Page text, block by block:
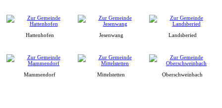
Hattenhofen Jesenwang Landsberied
Mammendorf Mittelstetten Oberschweinbach